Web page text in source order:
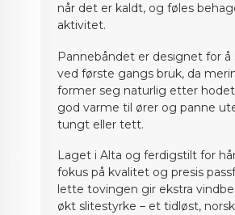
når det er kaldt, og føles
aktivitet.
Pannebåndet er designet for
ved første gangs bruk, da
former seg naturlig etter
god varme til ører og panne
tungt eller tett.
Laget i Alta og ferdigstilt for
fokus på kvalitet og presis
lette tovingen gir ekstra
økt slitestyrke – et tidløst,